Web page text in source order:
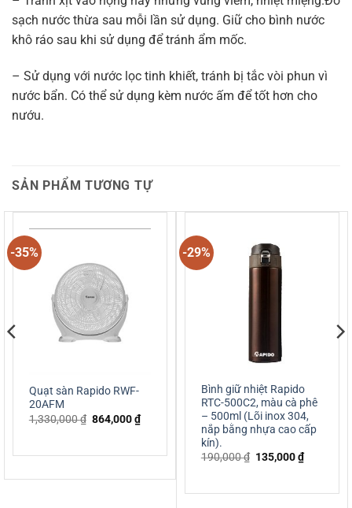
sạch nước thừa sau mỗi lần sử dụng. Giữ cho bình nước
khô ráo sau khi sử dụng để tránh ẩm mốc.
– Sử dụng với nước lọc tinh khiết, tránh bị tắc vòi phun vì
nước bẩn. Có thể sử dụng kèm nước ấm để tốt hơn cho
nướu.
SẢN PHẨM TƯƠNG TỰ
-35%
Quạt sàn Rapido RWF-
20AFM
1,330,000₫ Giá
864,000₫Giá
hiện
864,000 ₫.
-29%
Bình giữ nhiệt Rapido
RTC-500C2, màu cà phê
– 500ml (Lõi inox 304,
nắp bằng nhựa cao cấp
kín).
190,000₫ Giá
135,000₫Giá
hiện
135,000
₫.